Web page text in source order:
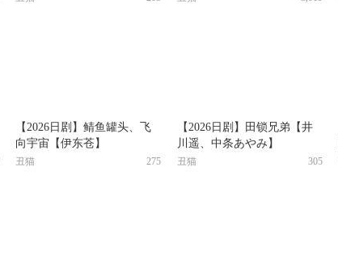
【2026日剧】鲭鱼罐头、飞
向宇宙【伊东苍】
275
丑猫
【2026日剧】田锁兄弟【井
川遥、中条あやみ】
305
丑猫